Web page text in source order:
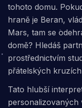
tohoto domu.
hraně je Beran,
Mars, tam se
domě? Hledáš
prostřednictvím
přátelských
Tato hlubší
personalizovaných